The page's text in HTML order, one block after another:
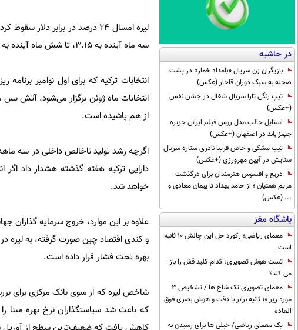
در حاشیه
بازیگران زن سریال «بامداد خمار» در پشت
صحنه به سبک دوران قاجار (عکس)
تیپ رنگی تارا سریال شغال در جشن نفس
(+عکس)
استایل جالب مدل روس فیلم ایرانی جزیره
جیمز باند در اصفهان (+عکس)
تیپ مشکی و خاص فریبا نادری ستاره سریال
ستایش در آیین مهرورزی (+عکس)
دریغ و افسوس هنرمندان برای درگذشت
مریم همتیان ؛ از حامد بهداد تا پیمان معادی و
... (عکس)
باشگاه مغز
معمای ریاضی؛ رکورد حل این چالش 10 ثانیه
است
تست هوش تصویری: کدام کلید قفل را باز
می کند؟
معمای تصویری تک شاخ ها / تشخیص 3
مورد زیر 10 ثانیه برابر با دقت و هوش بصری فوق
العاده
یک معمای ریاضی/ خیلی ها برای رسیدن به
لیره امسال 24 درصد در برابر
سه ماه آینده به 3.15، تا شش ماه آینده به 3.40 و تا پایان سال 2016 به 3.65 لیره در برابر دلار می‌رسد.
انتخابات ترکیه که برای اول نوامبر
از هم پاشیده است.
دارایی ترکیه هفته گذشته هشدار داد
خواهد شد.
علاوه بر این موارد، خروج سرمایه گذاران
و کندی اقتصاد چین صورت گرفته، به لیره
بهره تحت فشار قرار داده است.